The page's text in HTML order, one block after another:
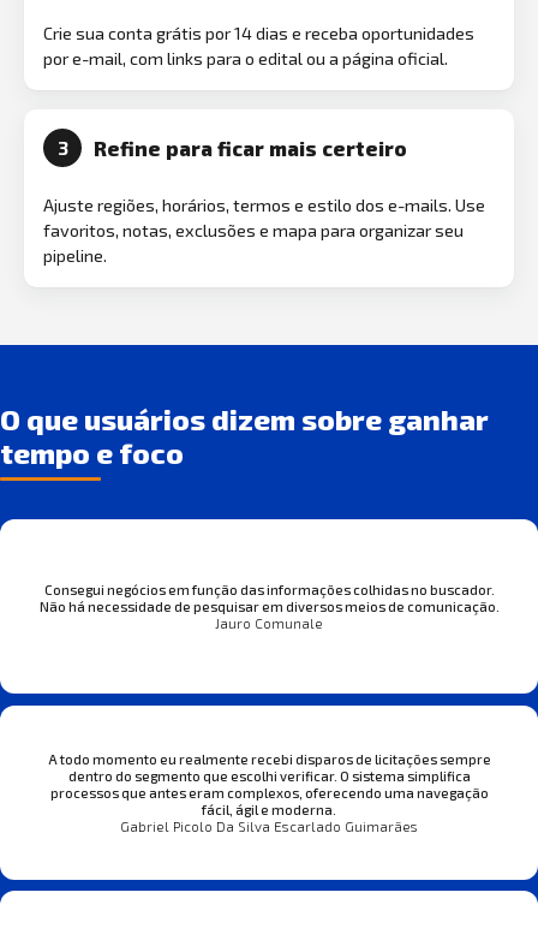
Crie sua conta grátis por 14 dias e receba oportunidades
por e-mail, com links para o edital ou a página oficial.
3 Refine para ficar mais certeiro
Ajuste regiões, horários, termos e estilo dos e-mails. Use
favoritos, notas, exclusões e mapa para organizar seu
pipeline.
O que usuários dizem sobre ganhar
tempo e foco
Consegui negócios em função das informações colhidas no buscador.
Não há necessidade de pesquisar em diversos meios de comunicação.
Jauro Comunale
A todo momento eu realmente recebi disparos de licitações sempre
dentro do segmento que escolhi verificar. O sistema simplifica
processos que antes eram complexos, oferecendo uma navegação
fácil, ágil e moderna.
Gabriel Picolo Da Silva Escarlado Guimarães